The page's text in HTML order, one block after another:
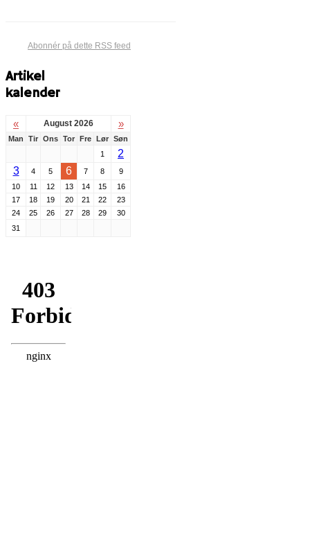
Abonnér på dette RSS feed
Artikel
kalender
« August 2026 »
Man Tir Ons Tor Fre Lør Søn
1
2
3
4 5 6 7 8
9
10
11 12 13 14 15
16
17
18 19 20 21 22
23
24
25 26 27 28 29
30
31